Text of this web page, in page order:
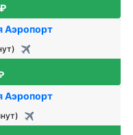
Аэропорт
Аэропорт